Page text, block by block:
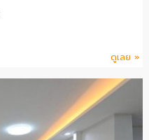
ดูเลย »